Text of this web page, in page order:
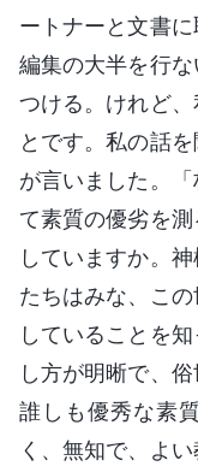
ートナーと文書
編集の大半を行
つける。けれど
とです。私の話
が言いました。
て素質の優劣を
していますか。
たちはみな、こ
していることを
し方が明晰で、
誰しも優秀な素
く、無知で、よ